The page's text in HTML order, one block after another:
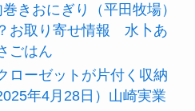
きおにぎり（平田牧場）
お取り寄せ情報 水卜あ
ごはん
ローゼットが片付く収納
年4月28日）山崎実業